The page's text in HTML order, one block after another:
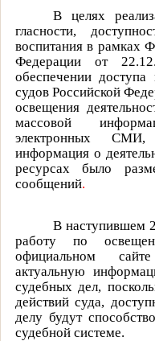
В целях
гласности,
воспитания в рамках
Федерации от
обеспечении
судов Российской
освещения
массовой
электронных
информация о
ресурсах было
сообщений.
В наступившем
работу по
официальном
актуальную
судебных дел,
действий суда,
делу будут
судебной системе.